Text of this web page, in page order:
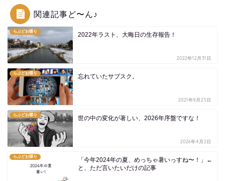
関連記事ど〜ん♪
らぶどお喋り 2022年ラスト、大晦日の生存報告！
2022年12月31日
らぶどお喋り 忘れていたサブスク。
2021年8月25日
らぶどお喋り 世の中の変化が著しい、2026年序盤ですな！
2026年4月2日
らぶどお喋り
「今年2024年の夏、めっちゃ暑いっすね〜！」←
と、ただ言いたいだけの記事